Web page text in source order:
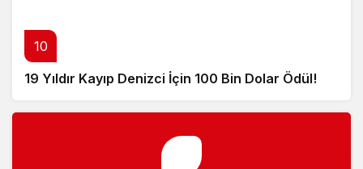
10
19 Yıldır Kayıp Denizci İçin 100 Bin Dolar Ödül!